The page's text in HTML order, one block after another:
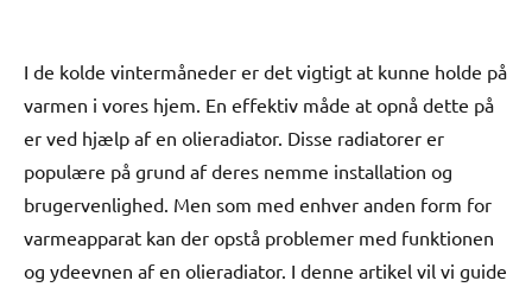
I de kolde vintermåneder er det vigtigt at kunne holde på
varmen i vores hjem. En effektiv måde at opnå dette på
er ved hjælp af en olieradiator. Disse radiatorer er
populære på grund af deres nemme installation og
brugervenlighed. Men som med enhver anden form for
varmeapparat kan der opstå problemer med funktionen
og ydeevnen af en olieradiator. I denne artikel vil vi guide